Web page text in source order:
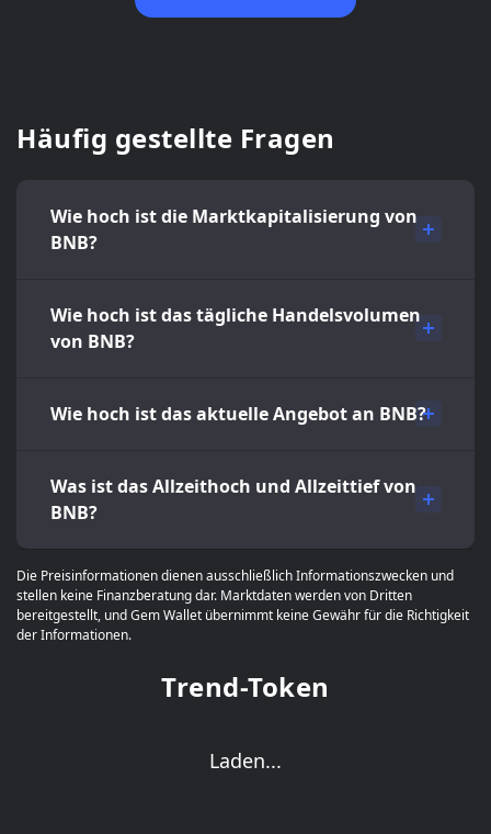
Häufig gestellte Fragen
Wie hoch ist die Marktkapitalisierung von
BNB?
Wie hoch ist das tägliche Handelsvolumen
von BNB?
Wie hoch ist das aktuelle Angebot an BNB?
Was ist das Allzeithoch und Allzeittief von
BNB?
Die Preisinformationen dienen ausschließlich Informationszwecken und
stellen keine Finanzberatung dar. Marktdaten werden von Dritten
bereitgestellt, und Gem Wallet übernimmt keine Gewähr für die Richtigkeit
der Informationen.
Trend-Token
Laden...